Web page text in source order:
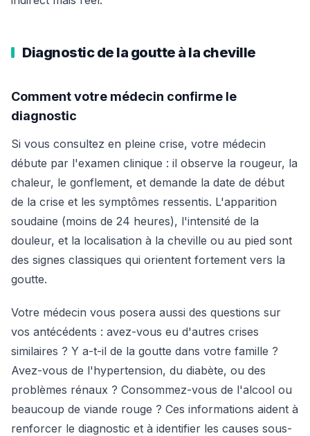
Diagnostic de la goutte à la cheville
Comment votre médecin confirme le
diagnostic
Si vous consultez en pleine crise, votre médecin
débute par l'examen clinique : il observe la rougeur, la
chaleur, le gonflement, et demande la date de début
de la crise et les symptômes ressentis. L'apparition
soudaine (moins de 24 heures), l'intensité de la
douleur, et la localisation à la cheville ou au pied sont
des signes classiques qui orientent fortement vers la
goutte.
Votre médecin vous posera aussi des questions sur
vos antécédents : avez-vous eu d'autres crises
similaires ? Y a-t-il de la goutte dans votre famille ?
Avez-vous de l'hypertension, du diabète, ou des
problèmes rénaux ? Consommez-vous de l'alcool ou
beaucoup de viande rouge ? Ces informations aident à
renforcer le diagnostic et à identifier les causes sous-